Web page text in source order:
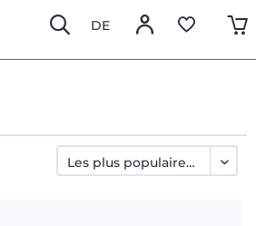
DE